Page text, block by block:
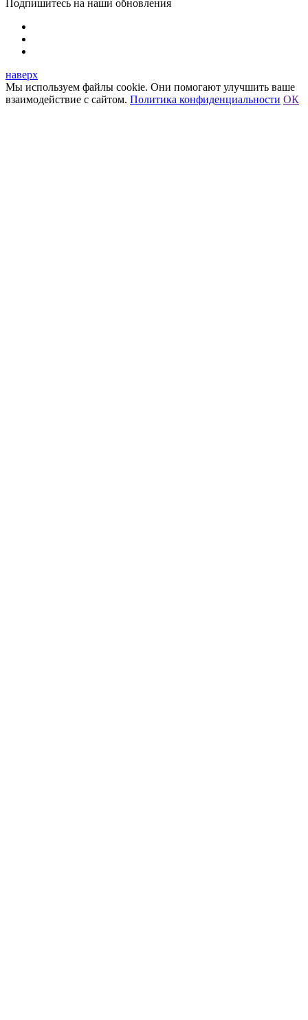
Подпишитесь на наши обновления
наверх
Мы используем файлы cookie. Они помогают улучшить ваше
взаимодействие с сайтом. Политика конфиденциальности ОК